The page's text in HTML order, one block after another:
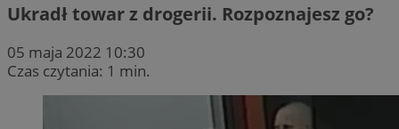
Ukradł towar z drogerii. Rozpoznajesz go?
05 maja 2022 10:30
Czas czytania: 1 min.